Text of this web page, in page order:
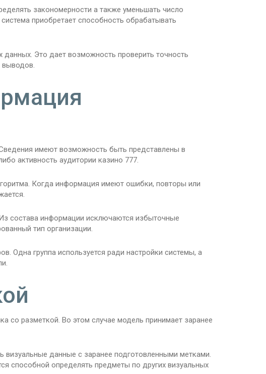
закономерности а также уменьшать число
приобретает способность обрабатывать
данных. Это дает возможность проверить точность
выводов.
имеют возможность быть представлены в
активность аудитории казино 777.
Когда информация имеют ошибки, повторы или
состава информации исключаются избыточные
тип организации.
Одна группа используется ради настройки системы, а
со разметкой. Во этом случае модель принимает заранее
визуальные данные с заранее подготовленными метками.
способной определять предметы по других визуальных